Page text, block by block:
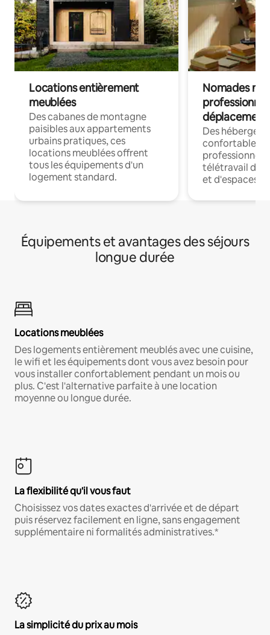
Locations entièrement
meublées
Des cabanes de montagne
paisibles aux appartements
urbains pratiques, ces
locations meublées offrent
tous les équipements d'un
logement standard.
Nomades
déplacement
Des
confortables
professionnels
télétravail
et d'espaces
Équipements et avantages des séjours
longue durée
Locations meublées
Des logements entièrement meublés avec une cuisine,
le wifi et les équipements dont vous avez besoin pour
vous installer confortablement pendant un mois ou
plus. C'est l'alternative parfaite à une location
moyenne ou longue durée.
La flexibilité qu'il vous faut
Choisissez vos dates exactes d'arrivée et de départ
puis réservez facilement en ligne, sans engagement
supplémentaire ni formalités administratives.*
La simplicité du prix au mois